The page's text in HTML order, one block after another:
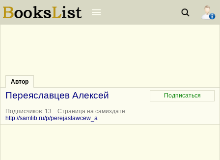
Автор
Переяславцев Алексей
Подписчиков: 13 Страница на самиздате:
http://samlib.ru/p/perejaslawcew_a